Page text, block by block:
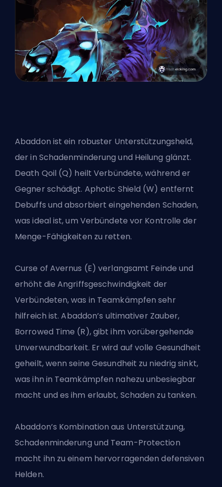
Abaddon ist ein robuster Unterstützungsheld,
der in Schadenminderung und Heilung glänzt.
Death Qoil (Q) heilt Verbündete, während er
Gegner schädigt. Aphotic Shield (W) entfernt
Debuffs und absorbiert eingehenden Schaden,
was ideal ist, um Verbündete vor Kontrolle der
Menge-Fähigkeiten zu retten.
Curse of Avernus (E) verlangsamt Feinde und
erhöht die Angriffsgeschwindigkeit der
Verbündeten, was in Teamkämpfen sehr
hilfreich ist. Abaddon’s ultimativer Zauber,
Borrowed Time (R), gibt ihm vorübergehende
Unverwundbarkeit. Er wird auf volle Gesundheit
geheilt, wenn seine Gesundheit zu niedrig sinkt,
was ihn in Teamkämpfen nahezu unbesiegbar
macht und es ihm erlaubt, Schaden zu tanken.
Abaddon’s Kombination aus Unterstützung,
Schadenminderung und Team-Protection
macht ihn zu einem hervorragenden defensiven
Helden.